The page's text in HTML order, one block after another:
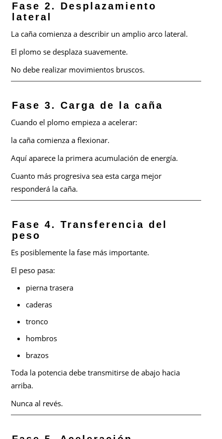
Fase 2. Desplazamiento
lateral
La caña comienza a describir un amplio arco lateral.
El plomo se desplaza suavemente.
No debe realizar movimientos bruscos.
Fase 3. Carga de la caña
Cuando el plomo empieza a acelerar:
la caña comienza a flexionar.
Aquí aparece la primera acumulación de energía.
Cuanto más progresiva sea esta carga mejor
responderá la caña.
Fase 4. Transferencia del
peso
Es posiblemente la fase más importante.
El peso pasa:
pierna trasera
caderas
tronco
hombros
brazos
Toda la potencia debe transmitirse de abajo hacia
arriba.
Nunca al revés.